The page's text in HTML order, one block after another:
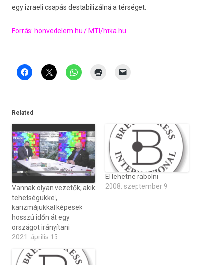
egy iz­raeli csapás de­stabilizálná a térséget.
Forrás: hon­vedelem.hu / MTI/htka.hu
Related
Vannak olyan vezetők, akik
tehetségükkel,
karizmájukkal képesek
hosszú időn át egy
országot irányítani
2021. április 15
El lehetne rabolni
2008. szeptember 9